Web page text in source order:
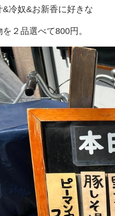
&冷奴&お新香に好きな
２品選べて800円。